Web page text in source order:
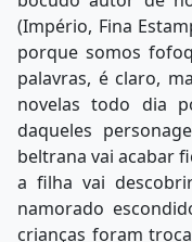
(Império, Fina
porque somos
palavras, é claro,
novelas todo dia
daqueles
beltrana vai acabar
a filha vai
namorado
crianças foram